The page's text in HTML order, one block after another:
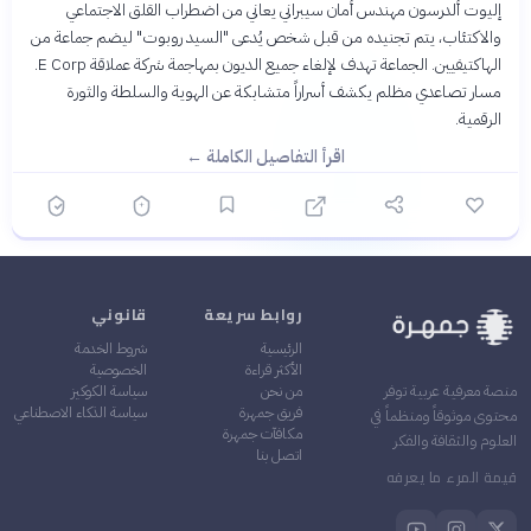
إليوت ألدرسون مهندس أمان سيبراني يعاني من اضطراب القلق الاجتماعي
والاكتئاب، يتم تجنيده من قبل شخص يُدعى "السيد روبوت" ليضم جماعة من
الهاكتيفيين. الجماعة تهدف لإلغاء جميع الديون بمهاجمة شركة عملاقة E Corp.
مسار تصاعدي مظلم يكشف أسراراً متشابكة عن الهوية والسلطة والثورة
الرقمية.
اقرأ التفاصيل الكاملة ←
منصة معرفية عربية توفر
محتوى موثوقاً ومنظماً في
العلوم والثقافة والفكر
قيمة المرء ما يعرفه
روابط سريعة
الرئيسية
الأكثر قراءة
من نحن
فريق جمهرة
مكافآت جمهرة
اتصل بنا
قانوني
شروط الخدمة
الخصوصية
سياسة الكوكيز
سياسة الذكاء الاصطناعي